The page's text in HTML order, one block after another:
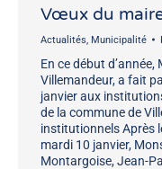
Vœux du
Actualités Municipalité
En ce début
Villemandeur, a fait
janvier aux
de la commune de
institutionnels Après
mardi 10 janvier,
Montargoise, Jean-